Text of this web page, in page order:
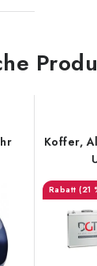
Koffer,
(21